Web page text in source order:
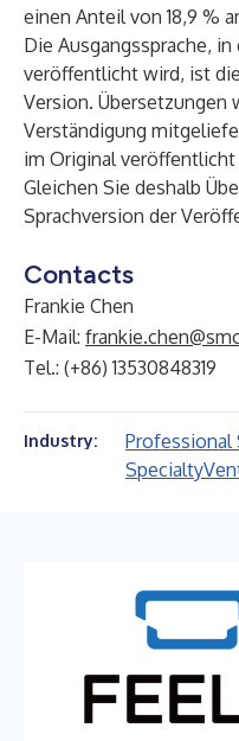
einen Anteil von 18,9 %
Die Ausgangssprache,
veröffentlicht wird, ist
Version. Übersetzungen
Verständigung
im Original
Gleichen Sie deshalb
Sprachversion der
Contacts
Frankie Chen
E-Mail:
Tel.: (+86) 13530848319
Industry: Professional
Specialty